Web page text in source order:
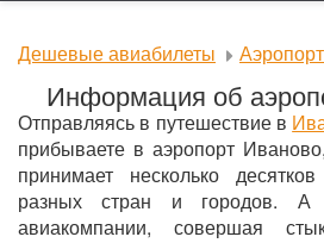
Дешевые авиабилеты
Информация об
Отправляясь в путешествие в
прибываете в аэропорт
принимает несколько
разных стран и городов. А
авиакомпании, совершая